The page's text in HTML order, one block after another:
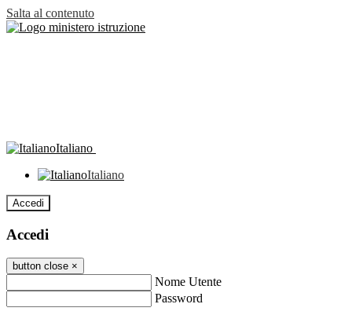
Salta al contenuto
Italiano
Italiano
Accedi
Accedi
button close ×
Nome Utente
Password